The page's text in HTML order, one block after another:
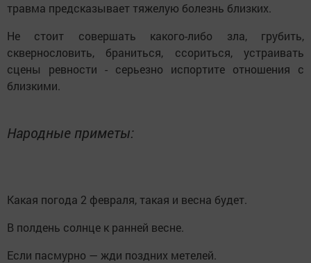
травма предсказывает тяжелую болезнь близких.
Не стоит совершать какого-либо зла, грубить,
сквернословить, браниться, ссориться, устраивать
сцены ревности - серьезно испортите отношения с
близкими.
Народные приметы:
Какая погода 2 февраля, такая и весна будет.
В полдень солнце к ранней весне.
Если пасмурно — жди поздних метелей.